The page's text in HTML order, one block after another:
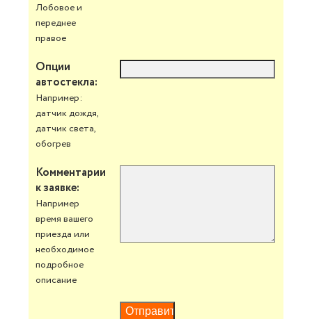
Лобовое и
переднее
правое
Опции
автостекла:
Например:
датчик дождя,
датчик света,
обогрев
Комментарии
к заявке:
Например
время вашего
приезда или
необходимое
подробное
описание